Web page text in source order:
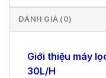
ĐÁNH GIÁ (0)
Giới thiệu máy
30L/H